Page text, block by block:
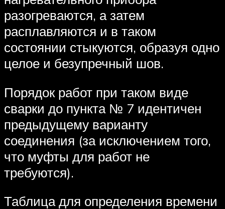
разогреваются, а затем
расплавляются и в таком
состоянии стыкуются, образуя одно
целое и безупречный шов.
Порядок работ при таком виде
сварки до пункта № 7 идентичен
предыдущему варианту
соединения (за исключением того,
что муфты для работ не
требуются).
Таблица для определения времени